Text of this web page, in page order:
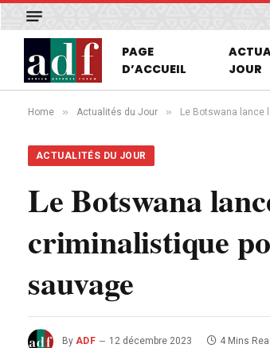
PAGE
D’ACCUEIL
JOUR
Home » Actualités du Jour » Le Botswana lance
ACTUALITÉS DU JOUR
Le Botswana
criminalistique
sauvage
By ADF 12 décembre 2023 4 Mins